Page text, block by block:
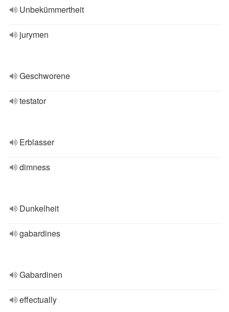
Unbekümmertheit
jurymen
Geschworene
testator
Erblasser
dimness
Dunkelheit
gabardines
Gabardinen
effectually